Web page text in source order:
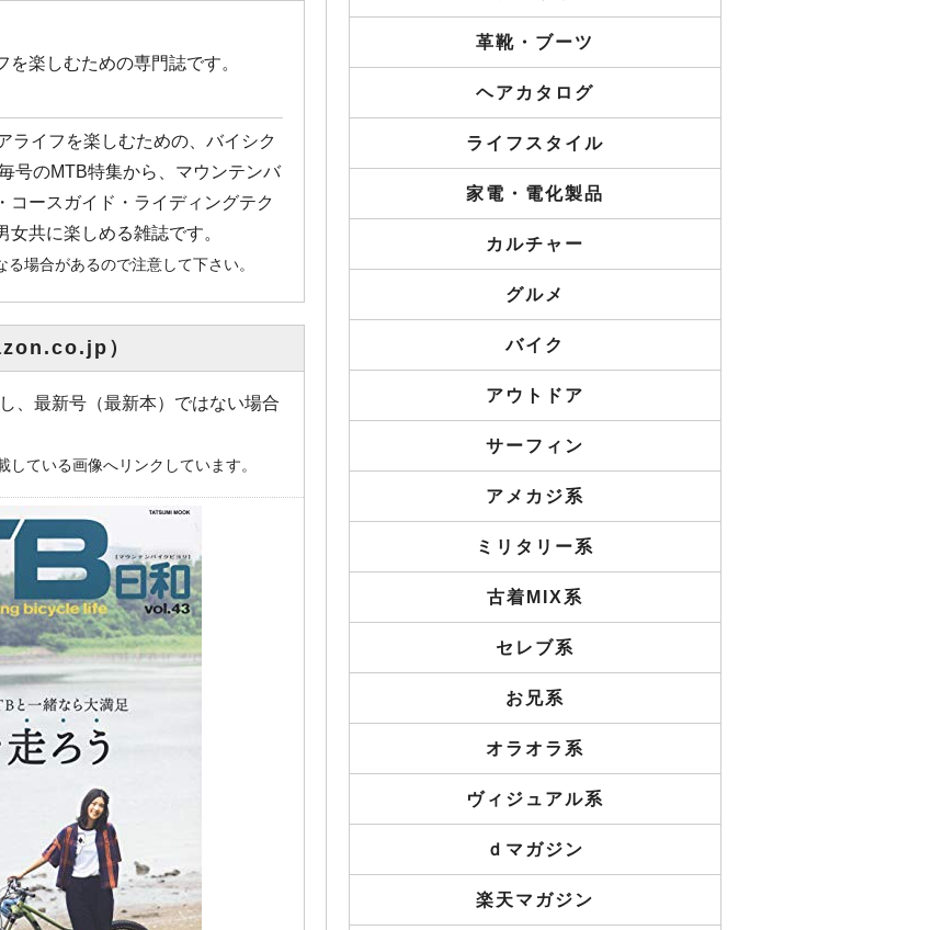
楽しむための専門誌です。
ライフを楽しむための、バイシク
号のMTB特集から、マウンテンバ
コースガイド・ライディングテク
共に楽しめる雑誌です。
場合があるので注意して下さい。
）
、最新号（最新本）ではない場合
ている画像へリンクしています。
革靴・ブーツ
ヘアカタログ
ライフスタイル
家電・電化製品
カルチャー
グルメ
バイク
アウトドア
サーフィン
アメカジ系
ミリタリー系
古着MIX系
セレブ系
お兄系
オラオラ系
ヴィジュアル系
ｄマガジン
楽天マガジン